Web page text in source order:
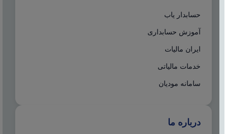
حسابدار یاب
آموزش حسابداری
ایران مالیات
خدمات مالیاتی
سامانه مودیان
درباره ما